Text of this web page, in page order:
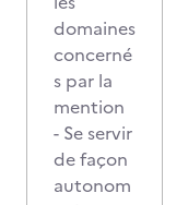
domaines
concerné
s par la
mention
- Se servir
de façon
autonom